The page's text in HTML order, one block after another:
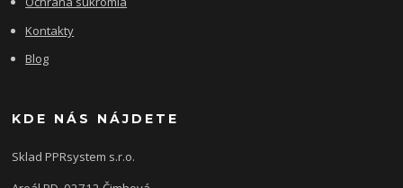
Kontakty
Blog
KDE NÁS NÁJDETE
Sklad PPRsystem s.r.o.